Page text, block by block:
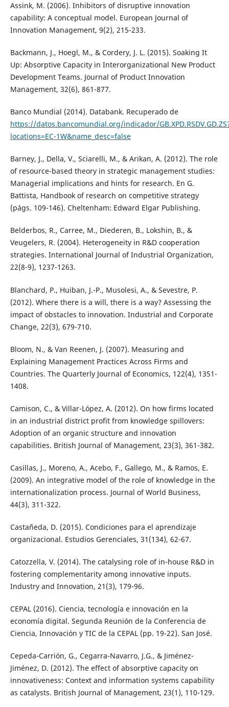
Assink, M. (2006). Inhibitors of disruptive innovation
capability: A conceptual model. European Journal of
Innovation Management, 9(2), 215-233.
Backmann, J., Hoegl, M., & Cordery, J. L. (2015). Soaking It
Up: Absorptive Capacity in Interorganizational New Product
Development Teams. Journal of Product Innovation
Management, 32(6), 861-877.
Banco Mundial (2014). Databank. Recuperado de
https://datos.bancomundial.org/indicador/
locations=EC-1W&name_desc=false
Barney, J., Della, V., Sciarelli, M., & Arikan, A. (2012). The role
of resource-based theory in strategic management studies:
Managerial implications and hints for research. En G.
Battista, Handbook of research on competitive strategy
(págs. 109-146). Cheltenham: Edward Elgar Publishing.
Belderbos, R., Carree, M., Diederen, B., Lokshin, B., &
Veugelers, R. (2004). Heterogeneity in R&D cooperation
strategies. International Journal of Industrial Organization,
22(8-9), 1237-1263.
Blanchard, P., Huiban, J.-P., Musolesi, A., & Sevestre, P.
(2012). Where there is a will, there is a way? Assessing the
impact of obstacles to innovation. Industrial and Corporate
Change, 22(3), 679-710.
Bloom, N., & Van Reenen, J. (2007). Measuring and
Explaining Management Practices Across Firms and
Countries. The Quarterly Journal of Economics, 122(4), 1351-
1408.
Camison, C., & Villar-López, A. (2012). On how firms located
in an industrial district profit from knowledge spillovers:
Adoption of an organic structure and innovation
capabilities. British Journal of Management, 23(3), 361-382.
Casillas, J., Moreno, A., Acebo, F., Gallego, M., & Ramos, E.
(2009). An integrative model of the role of knowledge in the
internationalization process. Journal of World Business,
44(3), 311-322.
Castañeda, D. (2015). Condiciones para el aprendizaje
organizacional. Estudios Gerenciales, 31(134), 62-67.
Catozzella, V. (2014). The catalysing role of in-house R&D in
fostering complementarity among innovative inputs.
Industry and Innovation, 21(3), 179-96.
CEPAL (2016). Ciencia, tecnología e innovación en la
economía digital. Segunda Reunión de la Conferencia de
Ciencia, Innovación y TIC de la CEPAL (pp. 19-22). San José.
Cepeda-Carrión, G., Cegarra-Navarro, J.G., & Jiménez-
Jiménez, D. (2012). The effect of absorptive capacity on
innovativeness: Context and information systems capability
as catalysts. British Journal of Management, 23(1), 110-129.